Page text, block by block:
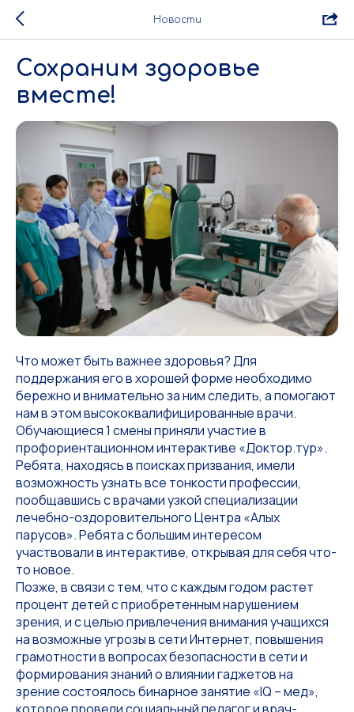
Новости
Сохраним здоровье
вместе!
Что может быть важнее здоровья? Для
поддержания его в хорошей форме необходимо
бережно и внимательно за ним следить, а помогают
нам в этом высококвалифицированные врачи.
Обучающиеся 1 смены приняли участие в
профориентационном интерактиве «Доктор.тур».
Ребята, находясь в поисках призвания, имели
возможность узнать все тонкости профессии,
пообщавшись с врачами узкой специализации
лечебно-оздоровительного Центра «Алых
парусов». Ребята с большим интересом
участвовали в интерактиве, открывая для себя что-
то новое.
Позже, в связи с тем, что с каждым годом растет
процент детей с приобретенным нарушением
зрения, и с целью привлечения внимания учащихся
на возможные угрозы в сети Интернет, повышения
грамотности в вопросах безопасности в сети и
формирования знаний о влиянии гаджетов на
зрение состоялось бинарное занятие «IQ – мед»,